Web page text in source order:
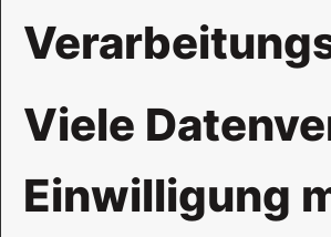
Viele
Einwilligung